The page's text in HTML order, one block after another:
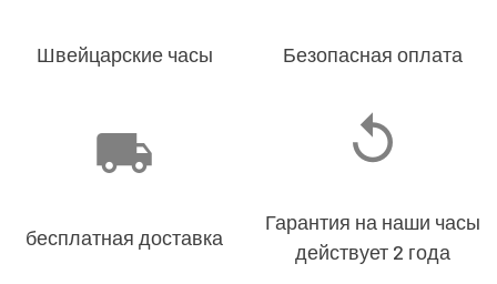
Швейцарские часы Безопасная оплата
бесплатная доставка
Гарантия на наши часы
действует 2 года